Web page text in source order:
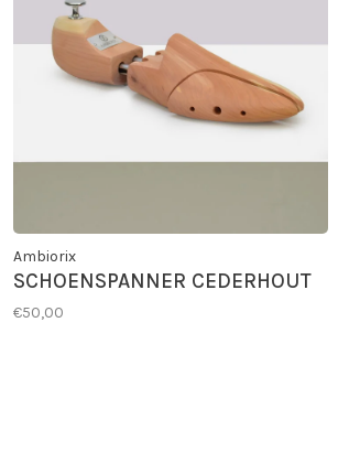
Ambiorix
SCHOENSPANNER CEDERHOUT
€50,00